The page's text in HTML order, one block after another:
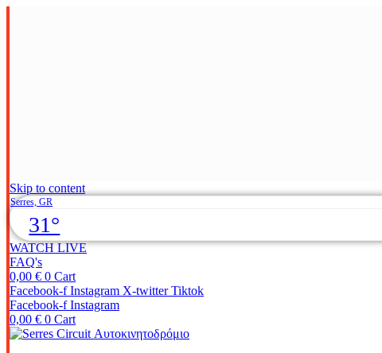
Skip to content
Serres, GR
31°
WATCH LIVE
FAQ's
0,00 € 0 Cart
Facebook-f Instagram X-twitter Tiktok
Facebook-f Instagram
0,00 € 0 Cart